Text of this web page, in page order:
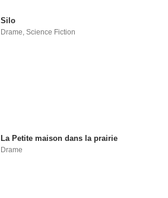
Silo
Drame,Science Fiction
La Petite maison dans la prairie
Drame